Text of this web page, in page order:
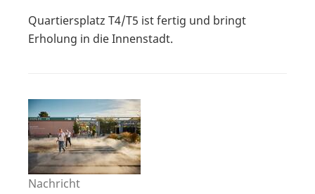
Quartiersplatz T4/T5 ist fertig und bringt
Erholung in die Innenstadt.
Nachricht